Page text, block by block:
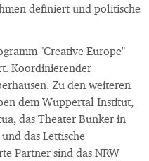
definiert und politische
"Creative Europe"
Koordinierender
Zu den weiteren
dem Wuppertal Institut,
das Theater Bunker in
das Lettische
Partner sind das NRW